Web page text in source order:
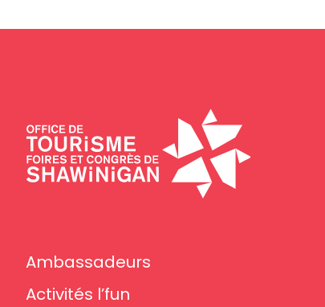
Ambassadeurs
Activités l’fun